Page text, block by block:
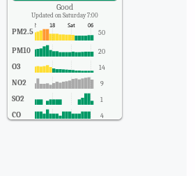
Good
Updated on Saturday 7:00
PM2.5 50
PM10 20
O3 14
NO2 9
SO2 1
CO 4